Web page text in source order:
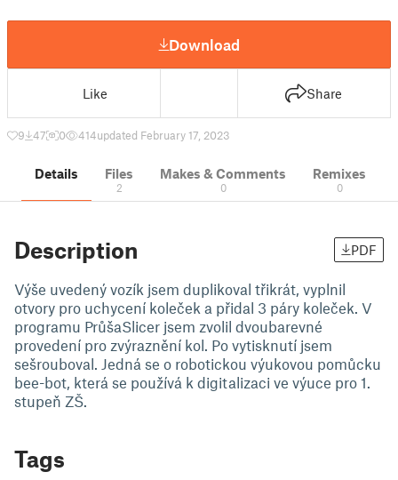
Download
Like Share
9 47 0 414updated February 17, 2023
Details Files
2
Makes & Comments
0
Remixes
0
Description PDF
Výše uvedený vozík jsem duplikoval třikrát, vyplnil
otvory pro uchycení koleček a přidal 3 páry koleček. V
programu PrůšaSlicer jsem zvolil dvoubarevné
provedení pro zvýraznění kol. Po vytisknutí jsem
sešrouboval. Jedná se o robotickou výukovou pomůcku
bee-bot, která se používá k digitalizaci ve výuce pro 1.
stupeň ZŠ.
Tags